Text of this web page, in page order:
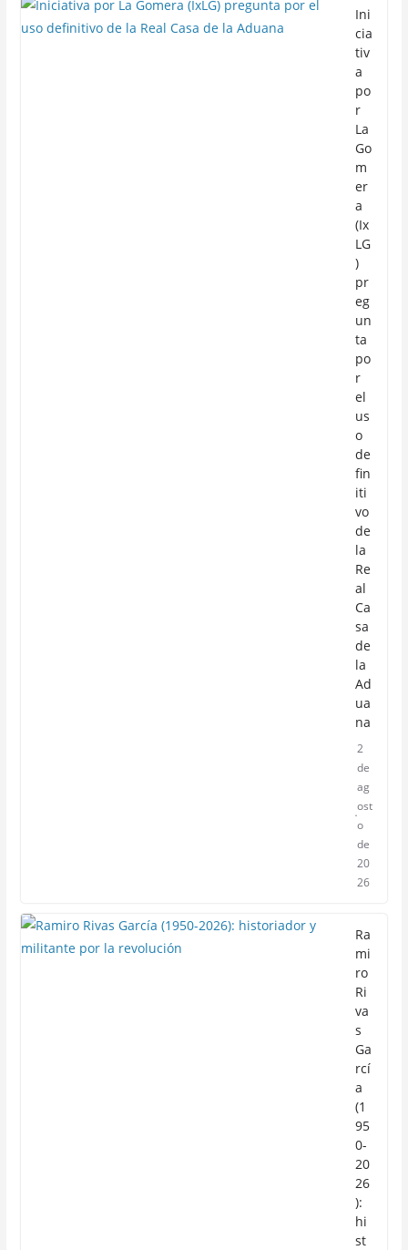
Ini
cia
tiv
a
po
r
La
Go
m
er
a
(Ix
LG
)
pr
eg
un
ta
po
r
el
us
o
de
fin
iti
vo
de
la
Re
al
Ca
sa
de
la
Ad
ua
na
2
de
ag
ost
o
de
20
26
Ra
mi
ro
Ri
va
s
Ga
rcí
a
(1
95
0-
20
26
):
hi
st